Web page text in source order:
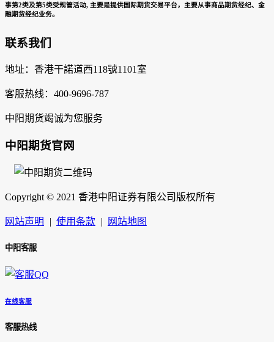
事第2类及第5类受规管活动, 主要是提供国际期货交易平台，主要从事商品期货经纪、金
融期货经纪业务。
联系我们
地址：香港干諾道西118號1101室
客服热线：400-9696-787
中阳期货竭诚为您服务
中阳期货官网
Copyright © 2021 香港中阳证券有限公司版权所有
网站声明 | 使用条款 | 网站地图
中阳客服
在线客服
客服热线